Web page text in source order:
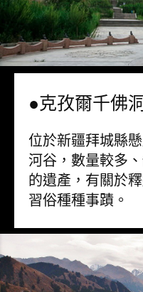
●克孜爾千佛洞
位於新疆拜城縣
河谷，數量較多
的遺產，有關於
習俗種種事蹟。